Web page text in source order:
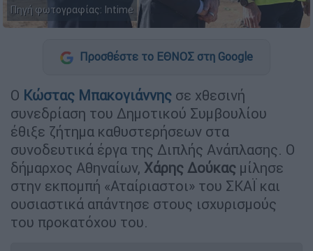
Πηγή φωτογραφίας: Intime
Προσθέστε το ΕΘΝΟΣ στη Google
Ο Κώστας Μπακογιάννης σε χθεσινή
συνεδρίαση του Δημοτικού Συμβουλίου
έθιξε ζήτημα καθυστερήσεων στα
συνοδευτικά έργα της Διπλής Ανάπλασης. Ο
δήμαρχος Αθηναίων, Χάρης Δούκας μίλησε
στην εκπομπή «Αταίριαστοι» του ΣΚΑΪ και
ουσιαστικά απάντησε στους ισχυρισμούς
του προκατόχου του.